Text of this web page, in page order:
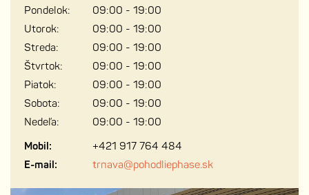
Pondelok:
09:00 - 19:00
Utorok:
09:00 - 19:00
Streda:
09:00 - 19:00
Štvrtok:
09:00 - 19:00
Piatok:
09:00 - 19:00
Sobota:
09:00 - 19:00
Nedeľa:
09:00 - 19:00
Mobil:
+421 917 764 484
E-mail:
trnava@pohodliephase.sk